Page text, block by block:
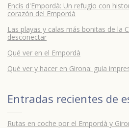
Encís d'Empordà: Un refugio con
corazón del Empordà
Las playas y calas más bonitas de la
desconectar
Qué ver en el Empordà
Qué ver y hacer en Girona: guía
Entradas recientes de
Rutas en coche por el Empordà y